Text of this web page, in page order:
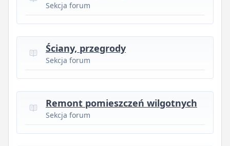
Sekcja forum
Ściany, przegrody
Sekcja forum
Remont pomieszczeń wilgotnych
Sekcja forum